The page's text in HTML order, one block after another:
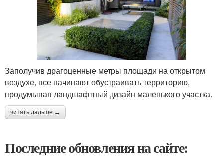
Заполучив драгоценные метры площади на открытом
воздухе, все начинают обустраивать территорию,
продумывая ландшафтный дизайн маленького участка.
читать дальше →
Последние обновления на сайте: